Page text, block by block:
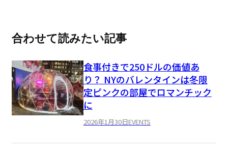
合わせて読みたい記事
食事付きで250ドルの価値あ
り？ NYのバレンタインは冬限
定ピンクの部屋でロマンチック
に
2026年1月30日EVENTS